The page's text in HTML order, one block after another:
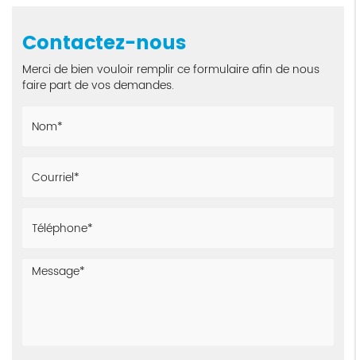
Contactez-nous
Merci de bien vouloir remplir ce formulaire afin de nous
faire part de vos demandes.